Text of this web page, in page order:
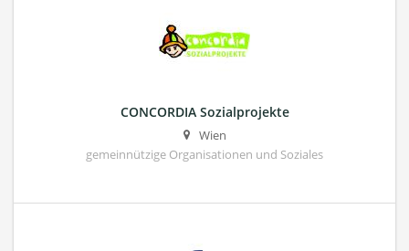
CONCORDIA Sozialprojekte
Wien
gemeinnützige Organisationen und Soziales